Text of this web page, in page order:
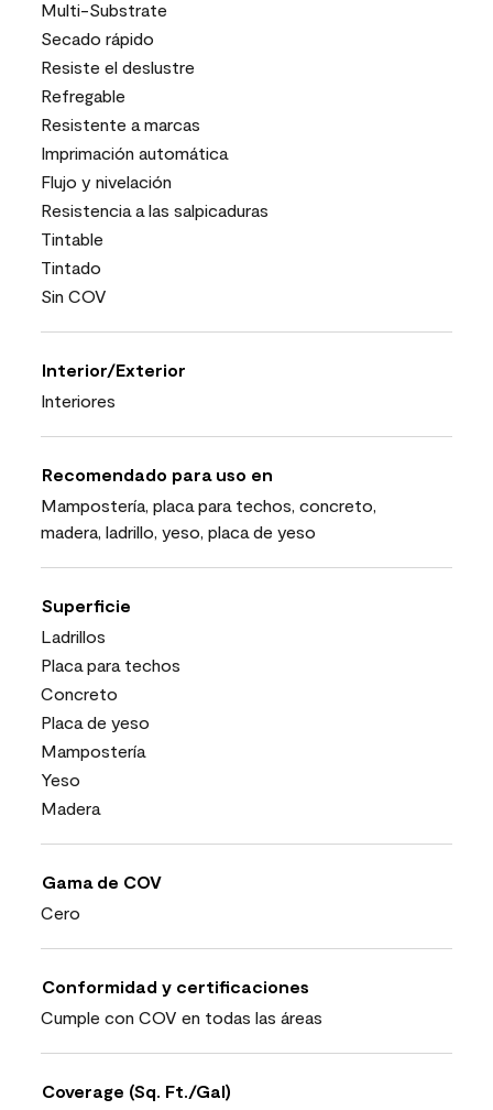
Multi-Substrate
Secado rápido
Resiste el deslustre
Refregable
Resistente a marcas
Imprimación automática
Flujo y nivelación
Resistencia a las salpicaduras
Tintable
Tintado
Sin COV
Interior/Exterior
Interiores
Recomendado para uso en
Mampostería, placa para techos, concreto,
madera, ladrillo, yeso, placa de yeso
Superficie
Ladrillos
Placa para techos
Concreto
Placa de yeso
Mampostería
Yeso
Madera
Gama de COV
Cero
Conformidad y certificaciones
Cumple con COV en todas las áreas
Coverage (Sq. Ft./Gal)